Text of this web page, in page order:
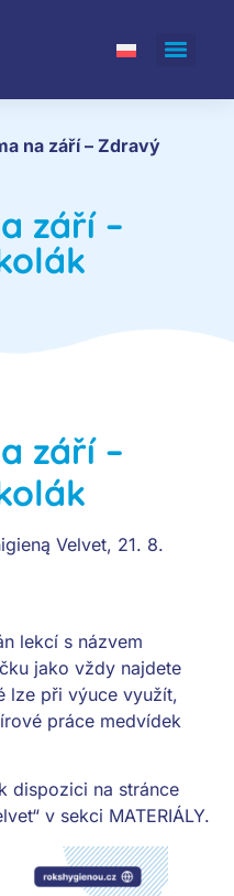
na září – Zdravý
září –
září –
Velvet, 21. 8.
lekcí s názvem
jako vždy najdete
lze při výuce využít,
práce medvídek
dispozici na stránce
v sekci MATERIÁLY.